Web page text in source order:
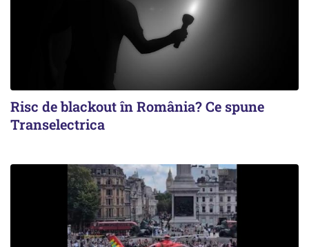
Risc de blackout în România? Ce spune
Transelectrica